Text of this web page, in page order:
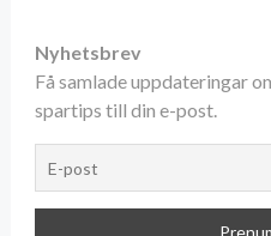
Nyhetsbrev
Få samlade uppdateringar
spartips till din e-post.